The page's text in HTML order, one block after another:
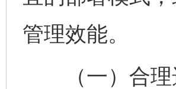
管理效能。
（一）合理